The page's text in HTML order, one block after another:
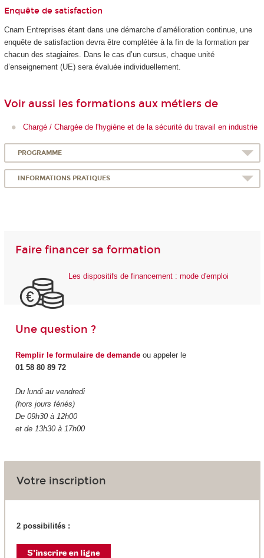
Enquête de satisfaction
Cnam Entreprises étant dans une démarche d’amélioration continue, une
enquête de satisfaction devra être complétée à la fin de la formation par
chacun des stagiaires. Dans le cas d’un cursus, chaque unité
d’enseignement (UE) sera évaluée individuellement.
Voir aussi les formations aux métiers de
Chargé / Chargée de l'hygiène et de la sécurité du travail en industrie
PROGRAMME
INFORMATIONS PRATIQUES
Faire financer sa formation
Les dispositifs de financement : mode d'emploi
Une question ?
Remplir le formulaire de demandeou appeler le
01 58 80 89 72
Du lundi au vendredi
(hors jours fériés)
De 09h30 à 12h00
et de 13h30 à 17h00
Votre inscription
2 possibilités :